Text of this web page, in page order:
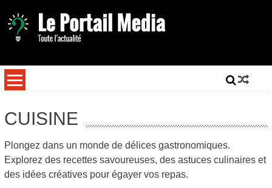
content
CUISINE
Plongez dans un monde de délices gastronomiques.
Explorez des recettes savoureuses, des astuces culinaires et
des idées créatives pour égayer vos repas.